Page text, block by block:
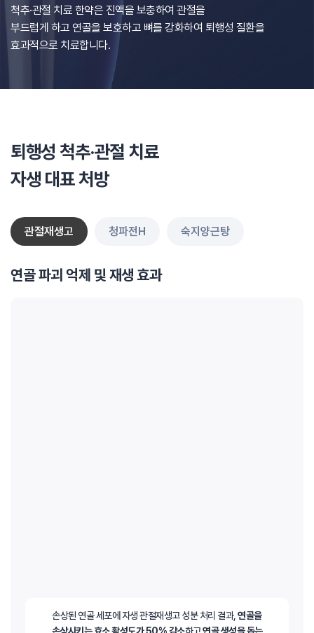
척추·관절 치료 한약은 진액을 보충하여 관절을
부드럽게 하고 연골을 보호하고 뼈를 강화하여 퇴행성 질환을
효과적으로 치료합니다.
퇴행성 척추·관절 치료
자생 대표 처방
관절재생고 청파전H 숙지양근탕
연골 파괴 억제 및 재생 효과
손상된 연골 세포에 자생 관절재생고 성분 처리 결과,연골을